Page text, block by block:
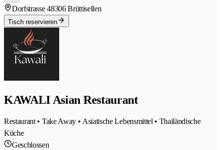
Dorfstrasse 48306 Brüttisellen
Tisch reservieren
KAWALI Asian Restaurant
Restaurant • Take Away • Asiatische Lebensmittel • Thailändische
Küche
Geschlossen